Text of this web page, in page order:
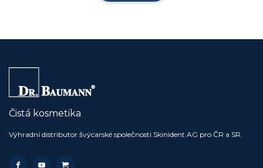
Čistá kosmetika
Výhradní distributor švýcarské společnosti Skinident AG pro ČR a SR.